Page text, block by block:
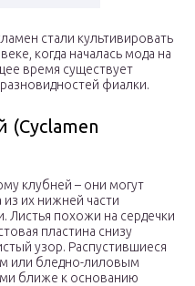
стали культивировать
когда началась мода на
время существует
фиалки.
(Cyclamen
клубней – они могут
из их нижней части
похожи на сердечки
пластина снизу
узор. Распустившиеся
или бледно-лиловым
ближе к основанию